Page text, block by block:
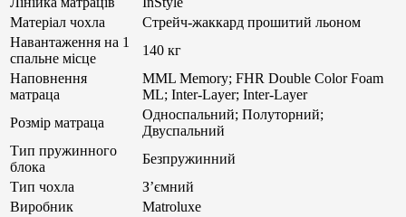
Матеріал чохла
Стрейч-жаккард прошитий льоном
Навантаження на 1
спальне місце
140 кг
Наповнення
матраца
MML Memory; FHR Double Color Foam
ML; Inter-Layer; Inter-Layer
Розмір матраца
Односпальний; Полуторний;
Двуспальний
Тип пружинного
блока
Безпружинний
Тип чохла
З’ємний
Виробник
Matroluxe